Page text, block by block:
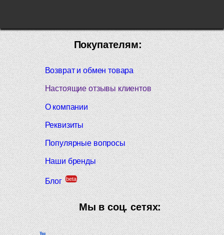
Покупателям:
Возврат и обмен товара
Настоящие отзывы клиентов
О компании
Реквизиты
Популярные вопросы
Наши бренды
Блог beta
Мы в соц. сетях: